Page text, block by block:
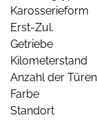
Karosserieform
Erst-Zul.
Getriebe
Kilometerstand
Anzahl der Türen
Farbe
Standort